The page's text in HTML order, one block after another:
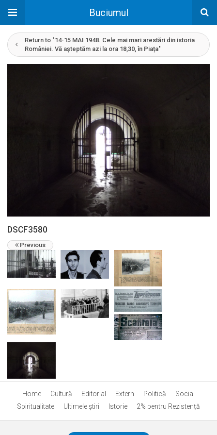
Buciumul
Return to "14-15 MAI 1948. Cele mai mari arestări din istoria
României. Vă așteptăm azi la ora 18,30, în Piața"
DSCF3580
Previous
Home Cultură Editorial Extern Politică
Social
Spiritualitate
Ultimele ştiri Istorie 2% pentru Rezistență